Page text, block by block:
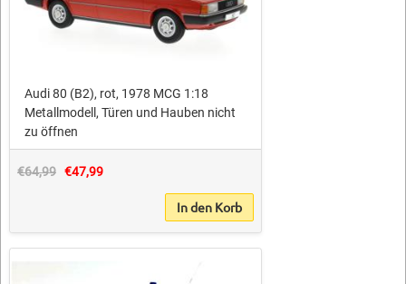
Audi 80 (B2), rot, 1978 MCG 1:18
Metallmodell, Türen und Hauben nicht
zu öffnen
€64,99 €47,99
In den Korb